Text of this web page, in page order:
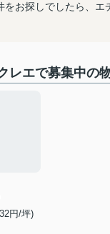
をお探しでしたら、
レエで募集中の
円/坪)